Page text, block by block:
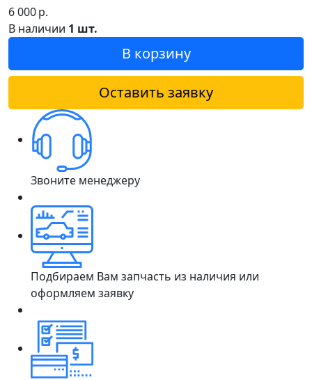
6 000р.
В наличии 1 шт.
В корзину
Оставить заявку
Звоните менеджеру
Подбираем Вам запчасть из наличия или
оформляем заявку